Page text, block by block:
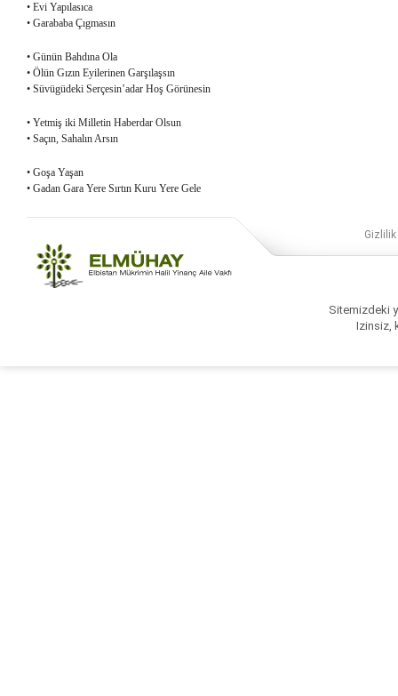
• Evi Yapılasıca
• Garababa Çıgmasın
• Günün Bahdına Ola
• Ölün Gızın Eyilerinen Garşılaşsın
• Süvügüdeki Serçesin’adar Hoş Görünesin
• Yetmiş iki Milletin Haberdar Olsun
• Saçın, Sahalın Arsın
• Goşa Yaşan
• Gadan Gara Yere Sırtın Kuru Yere Gele
Gizlilik
Sitemizdeki
Izinsiz,